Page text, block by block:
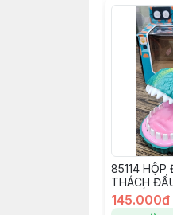
85114 HỘP
THÁCH
PIN CẮN TAY
145.000đ